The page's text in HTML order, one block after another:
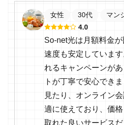
女性 30代
マン
4.0
So-net光は月額料金
速度も安定していま
れるキャンペーンが
トが丁寧で安心でき
見たり、オンライン
適に使えており、価
取れた良いサービス